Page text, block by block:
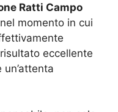
Ratti Campo
momento in cui
eccellente